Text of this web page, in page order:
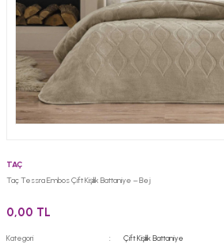
TAÇ
Taç Tessra Embos Çift Kişilik Battaniye – Bej
0,00 TL
Kategori
Çift Kişilik Battaniye